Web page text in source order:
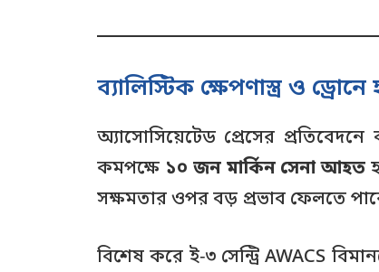
ব্যালিস্টিক ক্ষেপণাস্ত্র ও
অ্যাসোসিয়েটেড প্রেসের
কমপক্ষে ১০ জন মার্কিন সেনা আহত
সক্ষমতার ওপর বড় প্রভাব ফেলতে
বিশেষ করে ই‑৩ সেন্ট্রি AWACS